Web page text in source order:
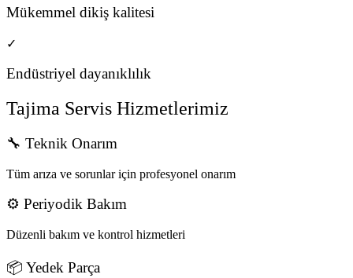
Mükemmel dikiş kalitesi
✓
Endüstriyel dayanıklılık
Tajima Servis Hizmetlerimiz
🔧 Teknik Onarım
Tüm arıza ve sorunlar için profesyonel onarım
⚙️ Periyodik Bakım
Düzenli bakım ve kontrol hizmetleri
📦 Yedek Parça